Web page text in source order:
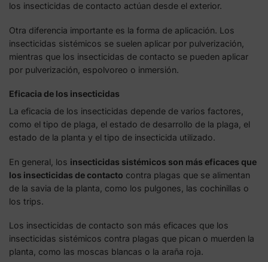
los insecticidas de contacto actúan desde el exterior.
Otra diferencia importante es la forma de aplicación. Los
insecticidas sistémicos se suelen aplicar por pulverización,
mientras que los insecticidas de contacto se pueden aplicar
por pulverización, espolvoreo o inmersión.
Eficacia de los insecticidas
La eficacia de los insecticidas depende de varios factores,
como el tipo de plaga, el estado de desarrollo de la plaga, el
estado de la planta y el tipo de insecticida utilizado.
En general, los insecticidas sistémicos son más eficaces que
los insecticidas de contacto contra plagas que se alimentan
de la savia de la planta, como los pulgones, las cochinillas o
los trips.
Los insecticidas de contacto son más eficaces que los
insecticidas sistémicos contra plagas que pican o muerden la
planta, como las moscas blancas o la araña roja.